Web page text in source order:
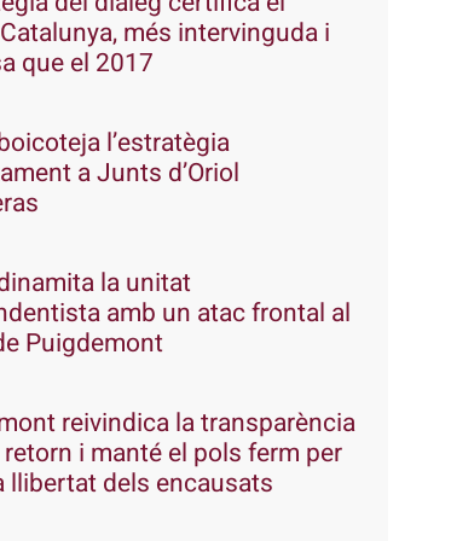
més intervinguda i
que el 2017
l’estratègia
a Junts d’Oriol
la unitat
amb un atac frontal al
Puigdemont
reivindica la transparència
i manté el pols ferm per
llibertat dels encausats